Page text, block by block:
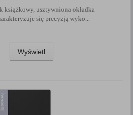
książkowy, usztywniona okładka
się precyzją wyko...
Wyświetl